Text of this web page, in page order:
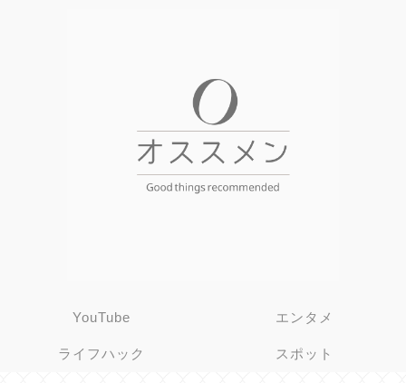
YouTube エンタメ
ライフハック スポット